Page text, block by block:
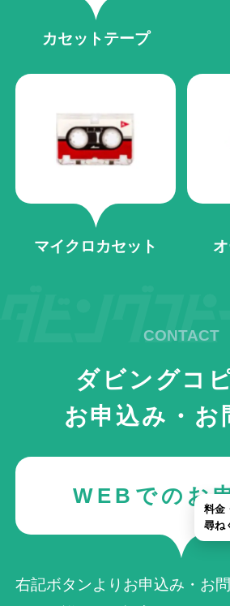
カセットテープ
マイクロカセット
ダビングコ
お申込み・お
WEBでのお
右記ボタンよりお申込み・お